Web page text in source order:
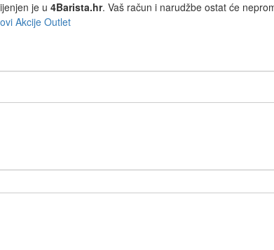
je u 4Barista.hr. Vaš račun i narudžbe ostat će
Akcije Outlet